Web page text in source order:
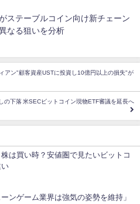
ステーブルコイン向け新チェーン
なる狙いを分析
アン"顧客資産USTに投資し10億円以上の損失"が
の下落 米SECビットコイン現物ETF審議を延長へ
は買い時？安値圏で見たいビットコ
い
ーンゲーム業界は強気の姿勢を維持」